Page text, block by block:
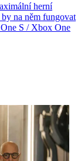
herní
na něm fungovat
S / Xbox One